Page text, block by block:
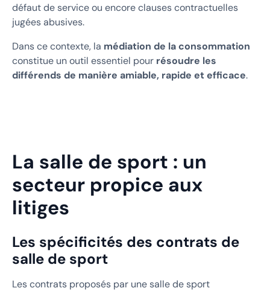
défaut de service ou encore clauses contractuelles
jugées abusives.
Dans ce contexte, la médiation de la consommation
constitue un outil essentiel pour résoudre les
différends de manière amiable, rapide et efficace.
La salle de sport : un
secteur propice aux
litiges
Les spécificités des contrats de
salle de sport
Les contrats proposés par une salle de sport